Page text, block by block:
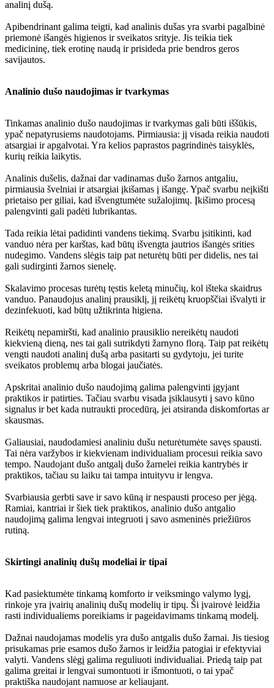
analinį dušą.
Apibendrinant galima teigti, kad analinis dušas yra svarbi pagalbinė
priemonė išangės higienos ir sveikatos srityje. Jis teikia tiek
medicininę, tiek erotinę naudą ir prisideda prie bendros geros
savijautos.
Analinio dušo naudojimas ir tvarkymas
Tinkamas analinio dušo naudojimas ir tvarkymas gali būti iššūkis,
ypač nepatyrusiems naudotojams. Pirmiausia: jį visada reikia naudoti
atsargiai ir apgalvotai. Yra kelios paprastos pagrindinės taisyklės,
kurių reikia laikytis.
Analinis dušelis, dažnai dar vadinamas dušo žarnos antgaliu,
pirmiausia švelniai ir atsargiai įkišamas į išangę. Ypač svarbu neįkišti
prietaiso per giliai, kad išvengtumėte sužalojimų. Įkišimo procesą
palengvinti gali padėti lubrikantas.
Tada reikia lėtai padidinti vandens tiekimą. Svarbu įsitikinti, kad
vanduo nėra per karštas, kad būtų išvengta jautrios išangės srities
nudegimo. Vandens slėgis taip pat neturėtų būti per didelis, nes tai
gali sudirginti žarnos sienelę.
Skalavimo procesas turėtų tęstis keletą minučių, kol išteka skaidrus
vanduo. Panaudojus analinį prausiklį, jį reikėtų kruopščiai išvalyti ir
dezinfekuoti, kad būtų užtikrinta higiena.
Reikėtų nepamiršti, kad analinio prausiklio nereikėtų naudoti
kiekvieną dieną, nes tai gali sutrikdyti žarnyno florą. Taip pat reikėtų
vengti naudoti analinį dušą arba pasitarti su gydytoju, jei turite
sveikatos problemų arba blogai jaučiatės.
Apskritai analinio dušo naudojimą galima palengvinti įgyjant
praktikos ir patirties. Tačiau svarbu visada įsiklausyti į savo kūno
signalus ir bet kada nutraukti procedūrą, jei atsiranda diskomfortas ar
skausmas.
Galiausiai, naudodamiesi analiniu dušu neturėtumėte savęs spausti.
Tai nėra varžybos ir kiekvienam individualiam procesui reikia savo
tempo. Naudojant dušo antgalį dušo žarnelei reikia kantrybės ir
praktikos, tačiau su laiku tai tampa intuityvu ir lengva.
Svarbiausia gerbti save ir savo kūną ir nespausti proceso per jėgą.
Ramiai, kantriai ir šiek tiek praktikos, analinio dušo antgalio
naudojimą galima lengvai integruoti į savo asmeninės priežiūros
rutiną.
Skirtingi analinių dušų modeliai ir tipai
Kad pasiektumėte tinkamą komforto ir veiksmingo valymo lygį,
rinkoje yra įvairių analinių dušų modelių ir tipų. Ši įvairovė leidžia
rasti individualiems poreikiams ir pageidavimams tinkamą modelį.
Dažnai naudojamas modelis yra dušo antgalis dušo žarnai. Jis tiesiog
prisukamas prie esamos dušo žarnos ir leidžia patogiai ir efektyviai
valyti. Vandens slėgį galima reguliuoti individualiai. Priedą taip pat
galima greitai ir lengvai sumontuoti ir išmontuoti, o tai ypač
praktiška naudojant namuose ar keliaujant.